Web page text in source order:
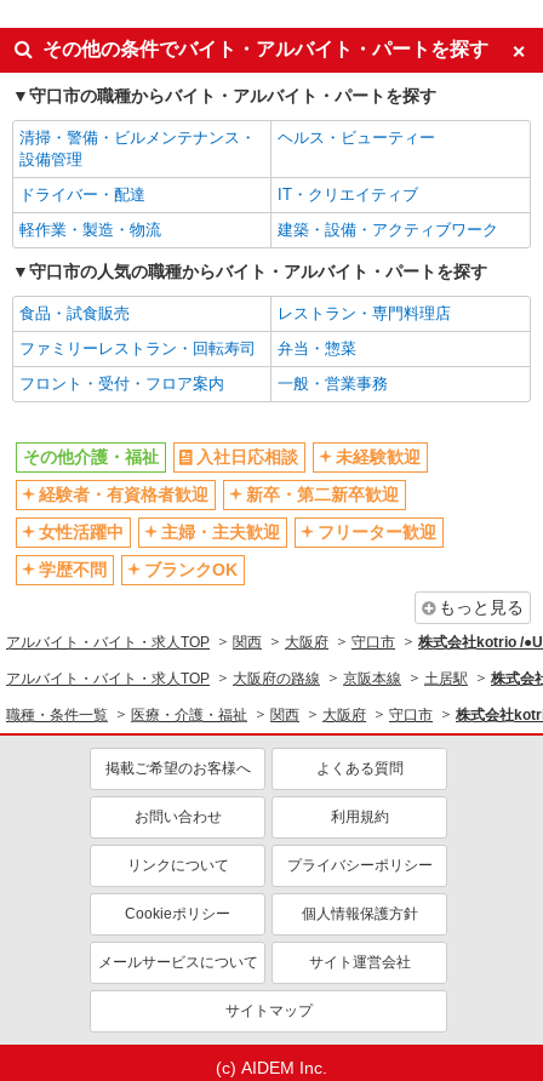
同じ特徴から土居駅の求人を探す
入社日応相談
未経験歓迎
経験者・有資格者歓迎
新卒・第二新卒歓迎
女性活躍中
フリーター歓迎
学歴不問
ブランクOK
ミドル（40代～）活躍中
エルダー（50代～）活躍中
シニア（60代～）活躍中
高収入・高額
ボーナス・賞与あり
昇給あり
完全週休2日制
フルタイム歓迎
禁煙・分煙
駅直結・駅チカ
車通勤OK
残業少なめ（月20h未満）
交通費支給
社会保険あり
産休・育休取得実績あり
退職金・財形貯蓄制度あり
各種手当（家族・役職・インセン
資格取得支援制度あり
同じ職種から求人を探す
医療・介護・福祉
同じ特徴から求人を探す
未経験歓迎
ミドル（40代～）活躍中
ボーナス・賞与あり
車通勤OK
社会保険あり
産休・育休取得実績あり
その他の条件でバイト・アルバイト・パートを探す
守口市の職種からバイト・アルバイト・パートを探す
清掃・警備・ビルメンテナンス・
設備管理
ヘルス・ビューティー
ドライバー・配達
IT・クリエイティブ
軽作業・製造・物流
建築・設備・アクティブワーク
守口市の人気の職種からバイト・アルバイト・パートを探す
食品・試食販売
レストラン・専門料理店
ファミリーレストラン・回転寿司
弁当・惣菜
フロント・受付・フロア案内
一般・営業事務
その他介護・福祉 入社日応相談
未経験歓迎
経験者・有資格者歓迎
新卒・第二新卒歓迎
女性活躍中
主婦・主夫歓迎
フリーター歓迎
学歴不問
ブランクOK
もっと見る
アルバイト・バイト・求人TOP 関西 大阪府 守口市 株式会社kotrio /
アルバイト・バイト・求人TOP 大阪府の路線 京阪本線 土居駅 株式会
職種・条件一覧 医療・介護・福祉 関西 大阪府 守口市 株式会社
掲載ご希望のお客様へ よくある質問
お問い合わせ 利用規約
リンクについて プライバシーポリシー
Cookieポリシー 個人情報保護方針
メールサービスについて サイト運営会社
サイトマップ
(c) AIDEM Inc.